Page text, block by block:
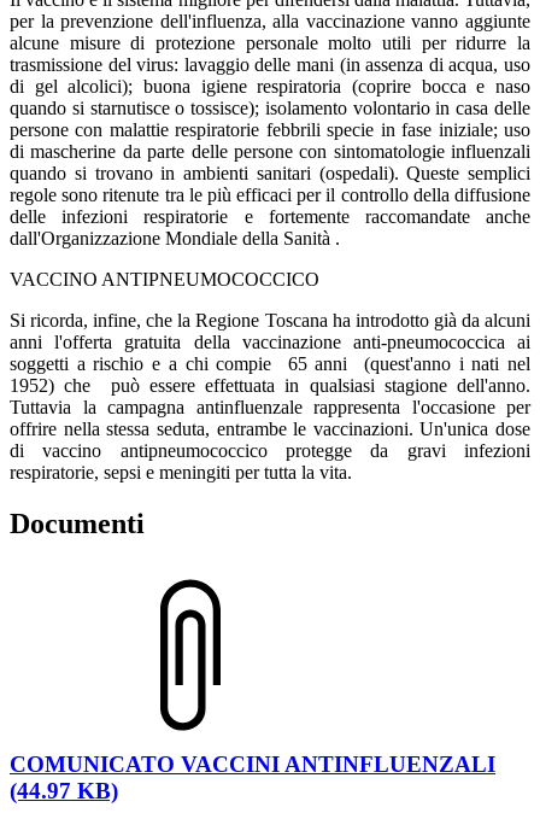
per la prevenzione dell'influenza, alla vaccinazione vanno aggiunte
alcune misure di protezione personale molto utili per ridurre la
trasmissione del virus: lavaggio delle mani (in assenza di acqua, uso
di gel alcolici); buona igiene respiratoria (coprire bocca e naso
quando si starnutisce o tossisce); isolamento volontario in casa delle
persone con malattie respiratorie febbrili specie in fase iniziale; uso
di mascherine da parte delle persone con sintomatologie influenzali
quando si trovano in ambienti sanitari (ospedali). Queste semplici
regole sono ritenute tra le più efficaci per il controllo della diffusione
delle infezioni respiratorie e fortemente raccomandate anche
dall'Organizzazione Mondiale della Sanità .
VACCINO ANTIPNEUMOCOCCICO
Si ricorda, infine, che la Regione Toscana ha introdotto già da alcuni
anni l'offerta gratuita della vaccinazione anti-pneumococcica ai
soggetti a rischio e a chi compie 65 anni (quest'anno i nati nel
1952) che può essere effettuata in qualsiasi stagione dell'anno.
Tuttavia la campagna antinfluenzale rappresenta l'occasione per
offrire nella stessa seduta, entrambe le vaccinazioni. Un'unica dose
di vaccino antipneumococcico protegge da gravi infezioni
respiratorie, sepsi e meningiti per tutta la vita.
Documenti
COMUNICATO VACCINI ANTINFLUENZALI
(44.97 KB)